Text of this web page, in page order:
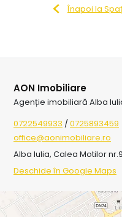
Înapoi la
AON Imobiliare
Agenție imobiliară Alba
0722549933 /0725893459
office@aonimobiliare.ro
Alba Iulia, Calea Motilor
Deschide în Google Maps